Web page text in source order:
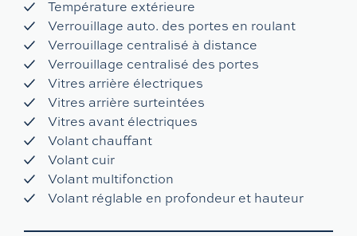
Température extérieure
Verrouillage auto. des portes en roulant
Verrouillage centralisé à distance
Verrouillage centralisé des portes
Vitres arrière électriques
Vitres arrière surteintées
Vitres avant électriques
Volant chauffant
Volant cuir
Volant multifonction
Volant réglable en profondeur et hauteur